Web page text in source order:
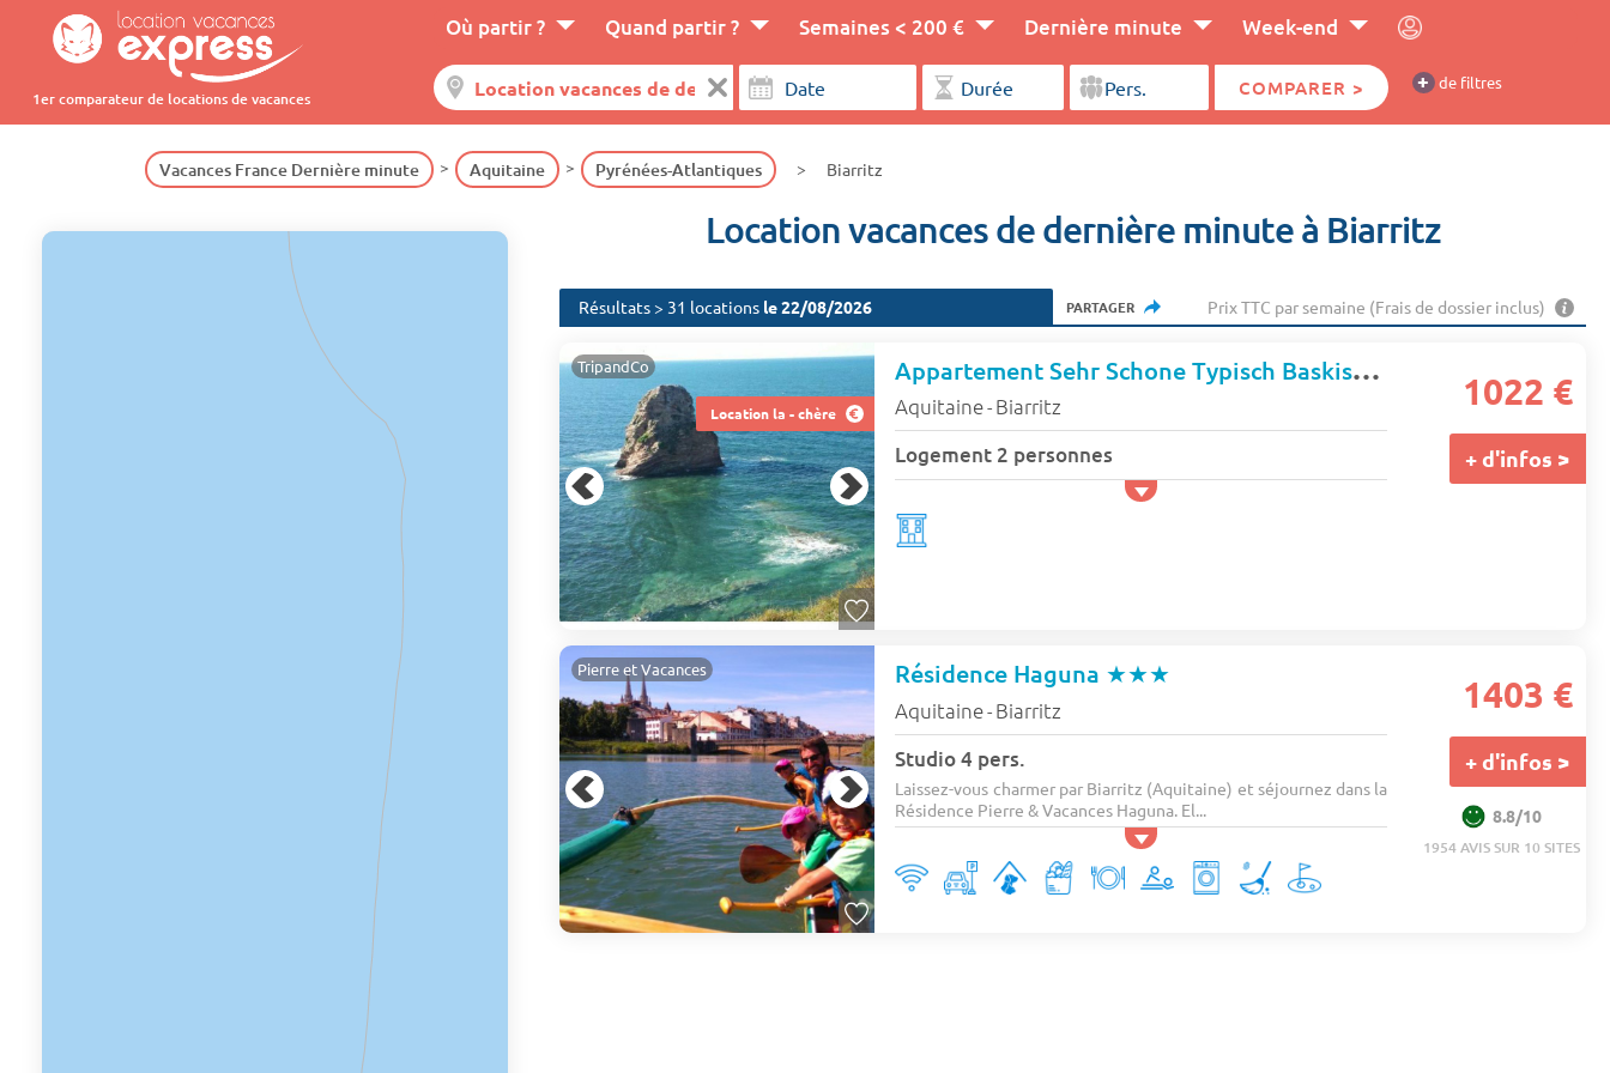
1er comparateur de locations de vacances
Où partir ? Quand partir ? Semaines < 200 € Dernière minute Week-end
COMPARER > + de filtres
Vacances France Dernière minute Aquitaine Pyrénées-Atlantiques Biarritz
Location vacances de dernière minute à Biarritz
Résultats > 31 locations le 22/08/2026 PARTAGER Prix TTC par semaine (Frais de dossier inclus)
Location la - chère
TripandCo Appartement Sehr Schone Typisch Baskische
Aquitaine- Biarritz
Logement 2 personnes
1022 €
+ d'infos >
Pierre et Vacances Résidence Haguna ★★★
Aquitaine- Biarritz
Studio 4 pers.
Laissez-vous charmer par Biarritz (Aquitaine) et séjournez dans la
Résidence Pierre & Vacances Haguna. El...
1403 €
+ d'infos >
8.8/10
1954 AVIS SUR 10 SITES